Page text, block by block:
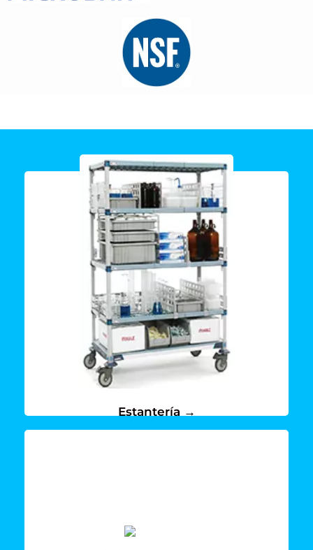
Estantería →
Conoce todas las opciones que tenemos
para ti
Ver mas →
Ver mas →